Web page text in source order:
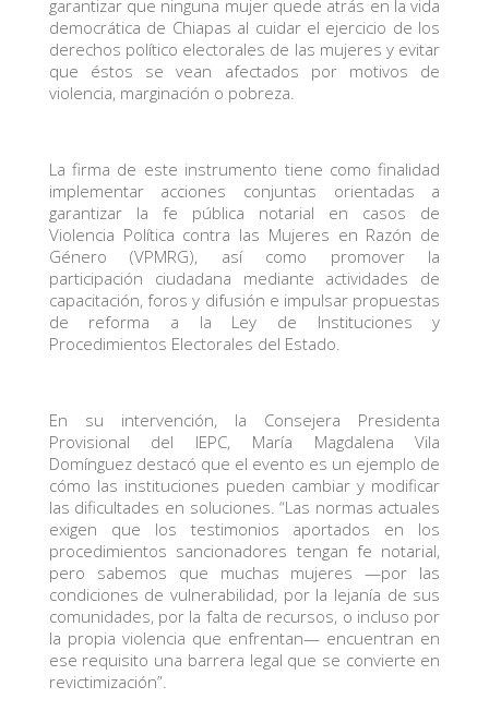
garantizar que ninguna mujer quede atrás en la vida
democrática de Chiapas al cuidar el ejercicio de los
derechos político electorales de las mujeres y evitar
que éstos se vean afectados por motivos de
violencia, marginación o pobreza.
La firma de este instrumento tiene como finalidad
implementar acciones conjuntas orientadas a
garantizar la fe pública notarial en casos de
Violencia Política contra las Mujeres en Razón de
Género (VPMRG), así como promover la
participación ciudadana mediante actividades de
capacitación, foros y difusión e impulsar propuestas
de reforma a la Ley de Instituciones y
Procedimientos Electorales del Estado.
En su intervención, la Consejera Presidenta
Provisional del IEPC, María Magdalena Vila
Domínguez destacó que el evento es un ejemplo de
cómo las instituciones pueden cambiar y modificar
las dificultades en soluciones. “Las normas actuales
exigen que los testimonios aportados en los
procedimientos sancionadores tengan fe notarial,
pero sabemos que muchas mujeres —por las
condiciones de vulnerabilidad, por la lejanía de sus
comunidades, por la falta de recursos, o incluso por
la propia violencia que enfrentan— encuentran en
ese requisito una barrera legal que se convierte en
revictimización”.